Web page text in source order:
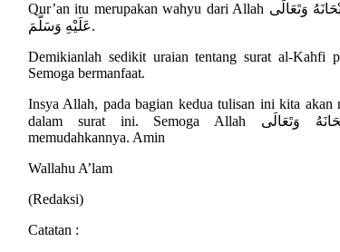
Qur’an itu merupakan wahyu dari Allah سُبْحَانَهُ وَتَعَالَى kepada Rasul-Nya صَلَّى اللهُ
عَلَيْهِ وَسَلَّمَ.
Demikianlah sedikit uraian tentang surat al-Kahfi
Semoga bermanfaat.
Insya Allah, pada bagian kedua tulisan ini kita akan
dalam surat ini. Semoga Allah سُبْحَانَهُ وَتَعَالَى memberikan taufik dan
memudahkannya. Amin
Wallahu A’lam
(Redaksi)
Catatan :